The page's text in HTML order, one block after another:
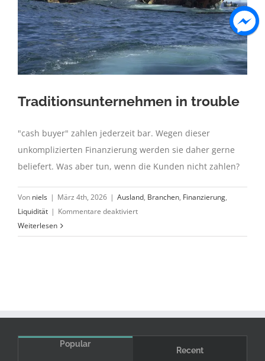
Traditionsunternehmen in trouble
"cash buyer" zahlen jederzeit bar. Wegen dieser
unkomplizierten Finanzierung werden sie daher gerne
beliefert. Was aber tun, wenn die Kunden nicht zahlen?
Von niels | März 4th, 2026 | Ausland, Branchen, Finanzierung,
Liquidität | Kommentare deaktiviertfür
in
Weiterlesen
Popular
Recent